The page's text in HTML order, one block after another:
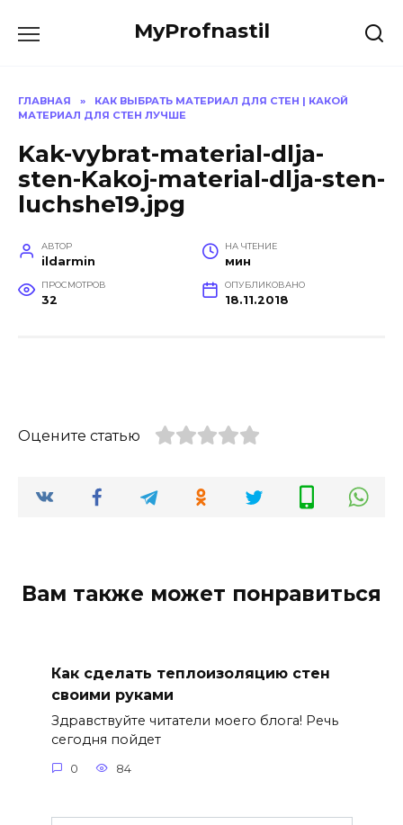
MyProfnastil
ГЛАВНАЯ »
КАК ВЫБРАТЬ МАТЕРИАЛ ДЛЯ СТЕН | КАКОЙ
МАТЕРИАЛ ДЛЯ СТЕН ЛУЧШЕ
Kak-vybrat-material-dlja-
sten-Kakoj-material-dlja-sten-
luchshe19.jpg
АВТОР
ildarmin
НА ЧТЕНИЕ
мин
ПРОСМОТРОВ
32
ОПУБЛИКОВАНО
18.11.2018
Оцените статью
Вам также может понравиться
Как сделать теплоизоляцию стен
своими руками
Здравствуйте читатели моего блога! Речь
сегодня пойдет
0 84